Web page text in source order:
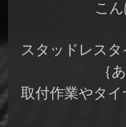
こ
スタッドレス
｛
取付作業やタ